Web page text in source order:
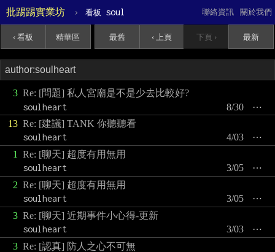
批踢踢實業坊 › 看板 soul 關於我們
聯絡資訊
‹ 看板 精華區 最舊 ‹ 上頁 下頁 › 最新
3 Re: [問題] 私人宮廟是不是少去比較好?
soulheart
⋯
8/30
13 Re: [建議] TANK 你聽聽看
soulheart
⋯
4/03
1
Re: [聊天] 超度有用無用
soulheart
⋯
3/05
2 Re: [聊天] 超度有用無用
soulheart
⋯
3/05
3 Re: [聊天] 近期事件小心得-更新
soulheart
⋯
3/03
3 Re: [認真] 防人之心不可無